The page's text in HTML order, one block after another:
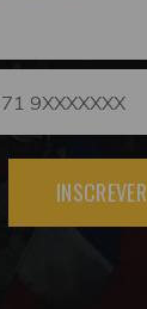
INSCREVER